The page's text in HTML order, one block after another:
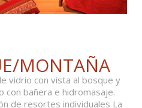
MONTAÑA
vidrio con vista al bosque y
con bañera e hidromasaje.
de resortes individuales La